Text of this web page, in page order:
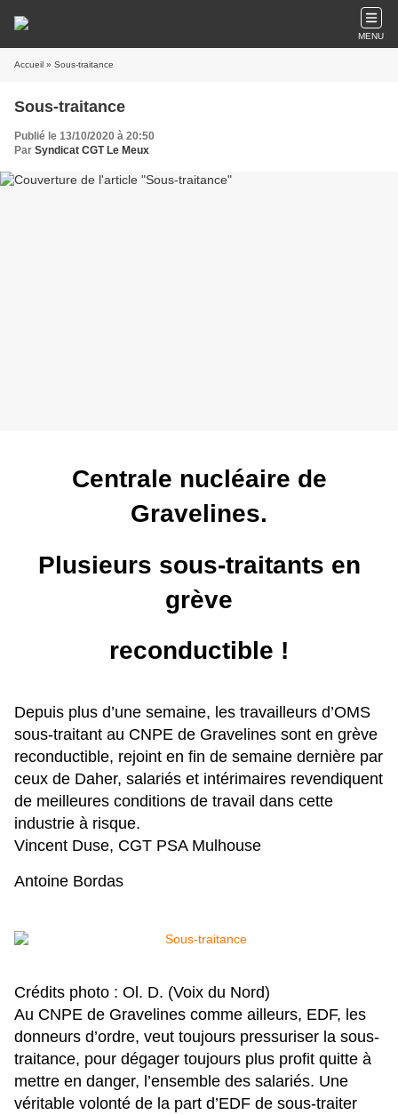
MENU
Accueil » Sous-traitance
Sous-traitance
Publié le 13/10/2020 à 20:50
Par Syndicat CGT Le Meux
Centrale nucléaire de
Gravelines.
Plusieurs sous-traitants en
grève
reconductible !
Depuis plus d’une semaine, les travailleurs d’OMS
sous-traitant au CNPE de Gravelines sont en grève
reconductible, rejoint en fin de semaine dernière par
ceux de Daher, salariés et intérimaires revendiquent
de meilleures conditions de travail dans cette
industrie à risque.
Vincent Duse, CGT PSA Mulhouse
Antoine Bordas
Crédits photo : Ol. D. (Voix du Nord)
Au CNPE de Gravelines comme ailleurs, EDF, les
donneurs d’ordre, veut toujours pressuriser la sous-
traitance, pour dégager toujours plus profit quitte à
mettre en danger, l’ensemble des salariés. Une
véritable volonté de la part d’EDF de sous-traiter